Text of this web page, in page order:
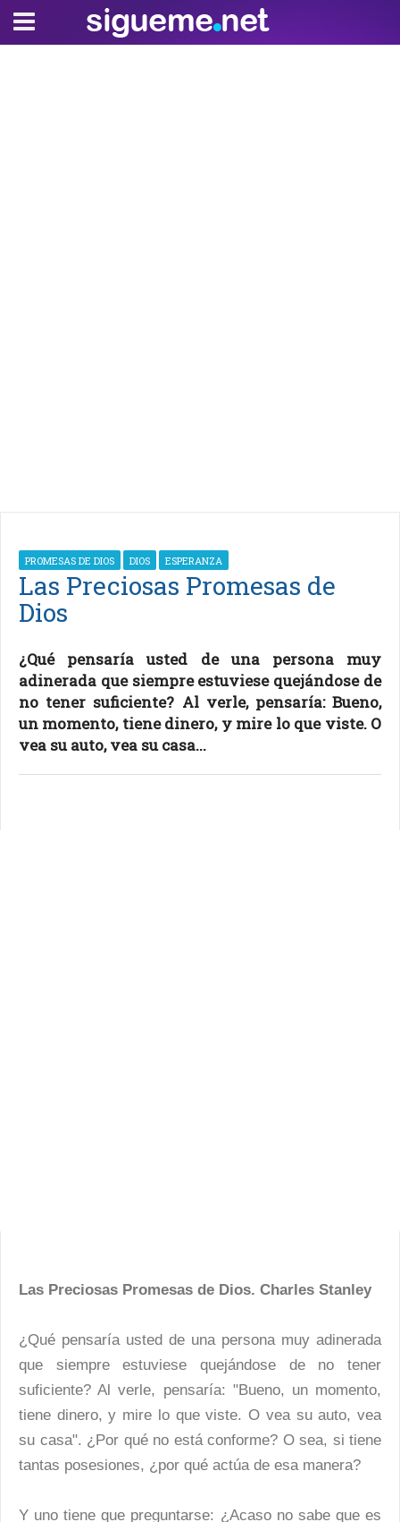
PROMESAS DE DIOS DIOS ESPERANZA
Las Preciosas Promesas de
Dios
¿Qué pensaría usted de una persona muy
adinerada que siempre estuviese quejándose de
no tener suficiente? Al verle, pensaría: Bueno,
un momento, tiene dinero, y mire lo que viste. O
vea su auto, vea su casa...
Las Preciosas Promesas de Dios. Charles Stanley
¿Qué pensaría usted de una persona muy adinerada
que siempre estuviese quejándose de no tener
suficiente? Al verle, pensaría: "Bueno, un momento,
tiene dinero, y mire lo que viste. O vea su auto, vea
su casa". ¿Por qué no está conforme? O sea, si tiene
tantas posesiones, ¿por qué actúa de esa manera?
Y uno tiene que preguntarse: ¿Acaso no sabe que es